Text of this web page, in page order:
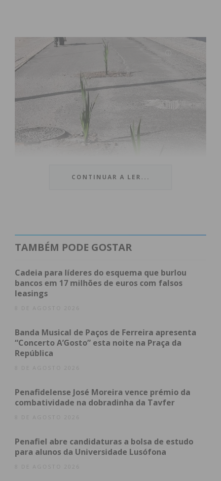
Esta medida de colocar árvores nos buracos, foi
estradas fossem requalificadas. Como tal ainda não
tinha acontecido, esta terça-feira a população
decidiu tomar medidas e colocar plantas nos
nas redes sociais.
CONTINUAR A LER...
TAMBÉM PODE GOSTAR
Cadeia para líderes do esquema que burlou
bancos em 17 milhões de euros com falsos
leasings
8 DE AGOSTO 2026
Banda Musical de Paços de Ferreira apresenta
“Concerto A’Gosto” esta noite na Praça da
República
8 DE AGOSTO 2026
Penafidelense José Moreira vence prémio da
combatividade na dobradinha da Tavfer
8 DE AGOSTO 2026
Penafiel abre candidaturas a bolsa de estudo
para alunos da Universidade Lusófona
8 DE AGOSTO 2026